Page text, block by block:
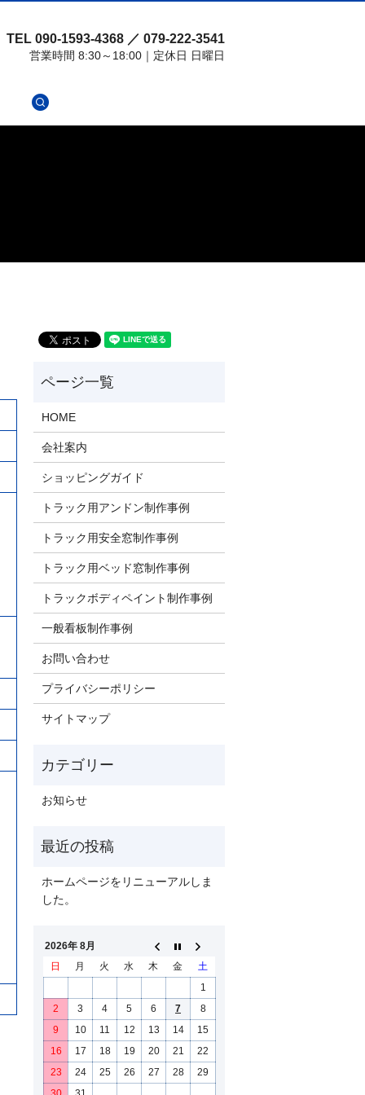
TEL 090-1593-4368 ／ 079-222-3541
営業時間 8:30～18:00｜定休日 日曜日
HOME
会社案内
ショッピングガイド
トラック用アンドン制作事例
トラック用安全窓制作事例
トラック用ベッド窓制作事例
トラックボディペイント制作事例
一般看板制作事例
お問い合わせ
プライバシーポリシー
サイトマップ
お知らせ
ホームページをリニューアルしま
した。
2026年 8月
日
月 火 水 木 金
土
1
2
3 4 5 6 7
8
9
10 11 12 13 14
15
16
17 18 19 20 21
22
23
24 25 26 27 28
29